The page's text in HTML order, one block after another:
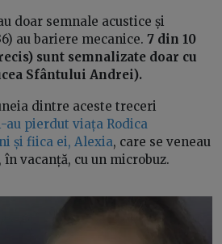
doar semnale acustice și
au bariere mecanice. 7 din 10
sunt semnalizate doar cu
Sfântului Andrei).
dintre aceste treceri
au pierdut viața Rodica
și fiica ei, Alexia, care se veneau
vacanță, cu un microbuz.